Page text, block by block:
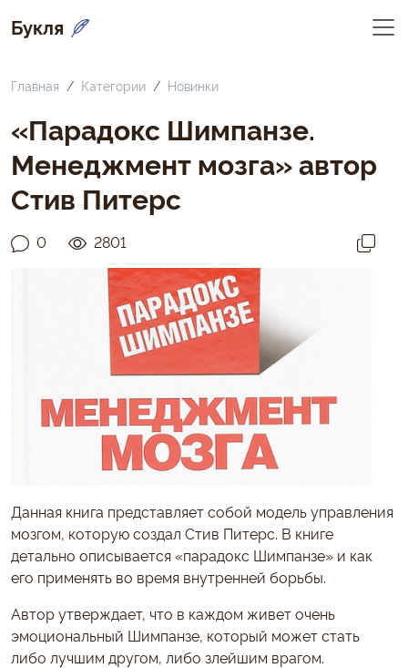
Букля
Главная Категории Новинки
«Парадокс Шимпанзе.
Менеджмент мозга» автор
Стив Питерс
0 2801
Данная книга представляет собой модель управления
мозгом, которую создал Стив Питерс. В книге
детально описывается «парадокс Шимпанзе» и как
его применять во время внутренней борьбы.
Автор утверждает, что в каждом живет очень
эмоциональный Шимпанзе, который может стать
либо лучшим другом, либо злейшим врагом.